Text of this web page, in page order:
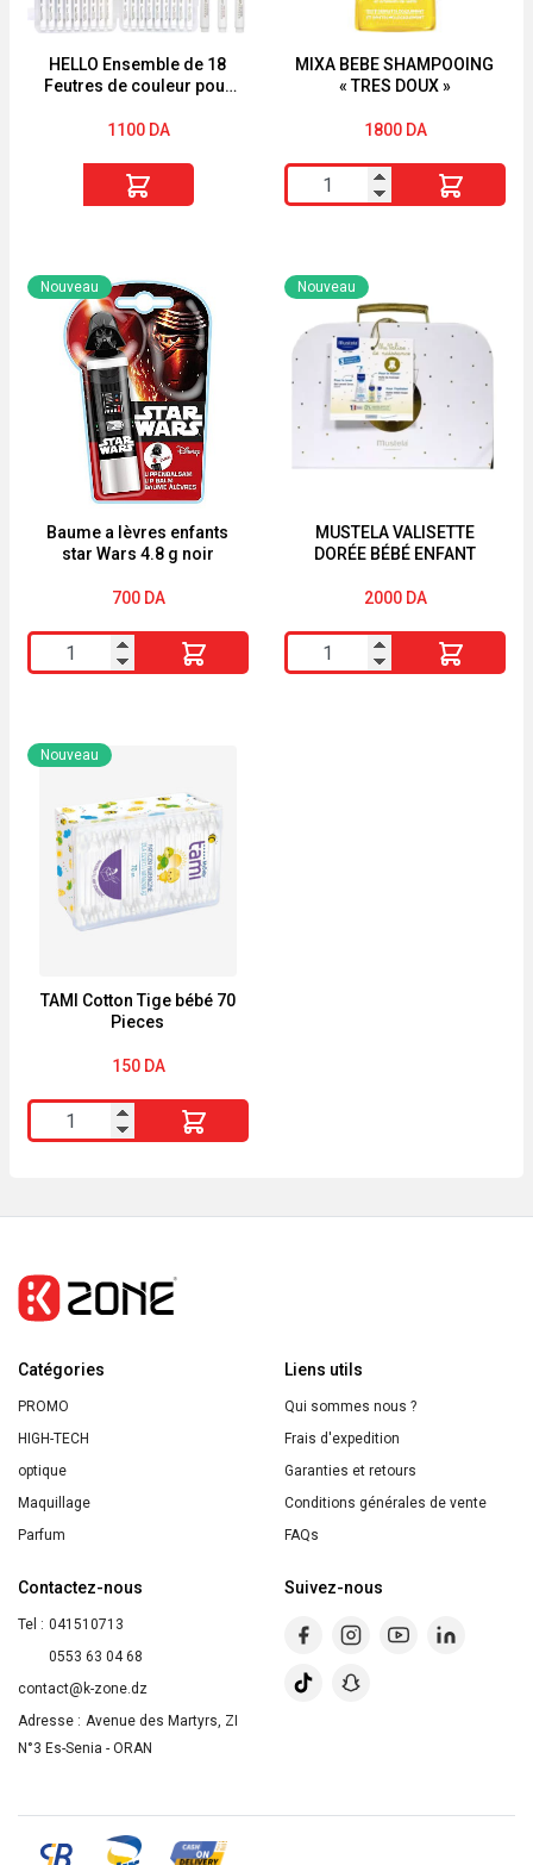
HELLO Ensemble de 18
Feutres de couleur pour
plastique
1100 DA
Ensemble
de
Feutres
couleur
dessin
boîte
plastique
MIXA BEBE SHAMPOOING
« TRES DOUX »
1800 DA
quantité
de
BEBE
SHAMPOOING
"TRES
DOUX"
Baume a lèvres enfants
star Wars 4.8 g noir
Nouveau
700 DA
quantité
de
a
lèvres
enfants
star
Wars
MUSTELA VALISETTE
DORÉE BÉBÉ ENFANT
Nouveau
2000 DA
quantité
de
TAMI Cotton Tige bébé 70
Pieces
Nouveau
150 DA
quantité
de
bébé
70
Catégories
PROMO
HIGH-TECH
optique
Maquillage
Parfum
Liens utils
Qui sommes nous ?
Frais d'expedition
Garanties et retours
Conditions générales de vente
FAQs
Contactez-nous
Tel : 041510713
0553 63 04 68
contact@k-zone.dz
Adresse : Avenue des Martyrs, ZI
N°3 Es-Senia - ORAN
Suivez-nous